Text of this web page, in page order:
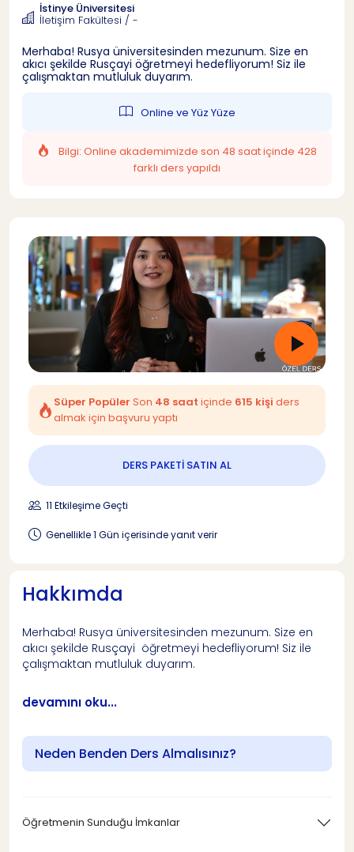
İstinye Üniversitesi
İletişim Fakültesi / -
Merhaba! Rusya üniversitesinden mezunum. Size en
akıcı şekilde Rusçayi öğretmeyi hedefliyorum! Siz ile
çalışmaktan mutluluk duyarım.
Online ve Yüz Yüze
Bilgi: Online akademimizde son 48 saat içinde 428
farklı ders yapıldı
Süper Popüler Son 48 saat içinde 615 kişi ders
almak için başvuru yaptı
DERS PAKETİ SATIN AL
11 Etkileşime Geçti
Genellikle 1 Gün içerisinde yanıt verir
Hakkımda
Merhaba! Rusya üniversitesinden mezunum. Size en
akıcı şekilde Rusçayi öğretmeyi hedefliyorum! Siz ile
çalışmaktan mutluluk duyarım.
devamını oku...
Neden Benden Ders Almalısınız?
Öğretmenin Sunduğu İmkanlar